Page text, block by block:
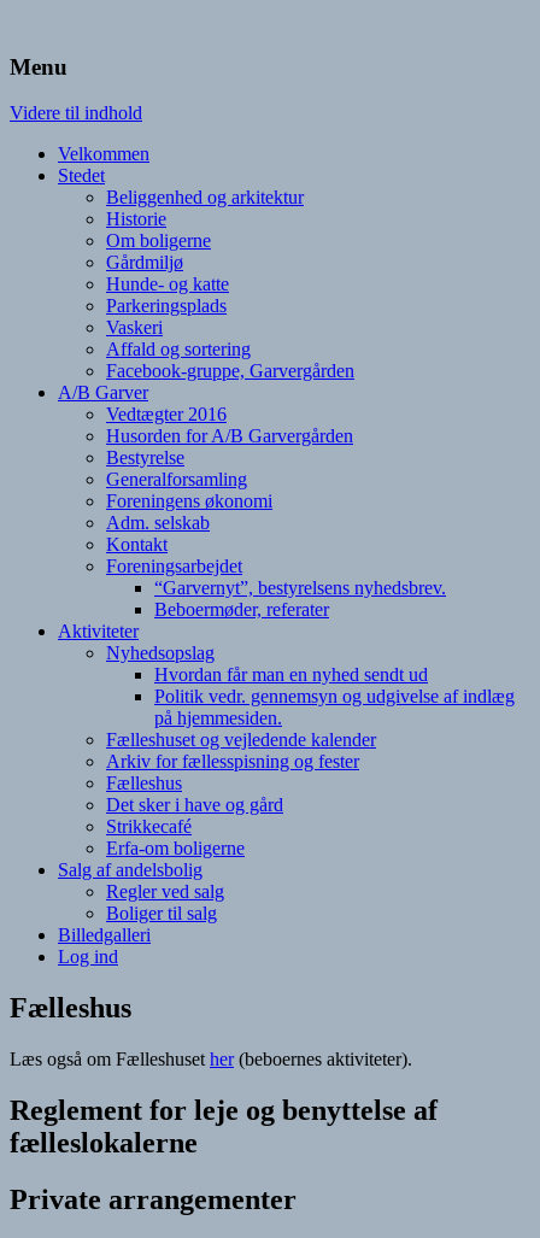
A/B Garvergården
Menu
Videre til indhold
Velkommen
Stedet
Beliggenhed og arkitektur
Historie
Om boligerne
Gårdmiljø
Hunde- og katte
Parkeringsplads
Vaskeri
Affald og sortering
Facebook-gruppe, Garvergården
A/B Garver
Vedtægter 2016
Husorden for A/B Garvergården
Bestyrelse
Generalforsamling
Foreningens økonomi
Adm. selskab
Kontakt
Foreningsarbejdet
“Garvernyt”, bestyrelsens nyhedsbrev.
Beboermøder, referater
Aktiviteter
Nyhedsopslag
Hvordan får man en nyhed sendt ud
Politik vedr. gennemsyn og udgivelse af indlæg
på hjemmesiden.
Fælleshuset og vejledende kalender
Arkiv for fællesspisning og fester
Fælleshus
Det sker i have og gård
Strikkecafé
Erfa-om boligerne
Salg af andelsbolig
Regler ved salg
Boliger til salg
Billedgalleri
Log ind
Fælleshus
Læs også om Fælleshuset her(beboernes aktiviteter).
Reglement for leje og benyttelse af
fælleslokalerne
Private arrangementer